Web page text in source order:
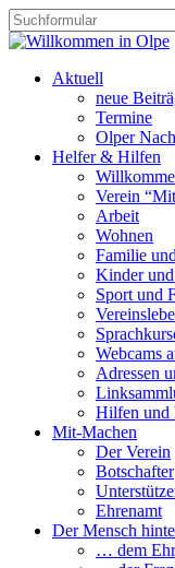
Aktuell
neue
Termine
Olper
Helfer & Hilfen
Verein
Arbeit
Wohnen
Familie
Kinder und
Sport und
Webcams
Adressen
Hilfen und
Mit-Machen
Der Verein
Botschafter
Ehrenamt
Der Mensch
… dem